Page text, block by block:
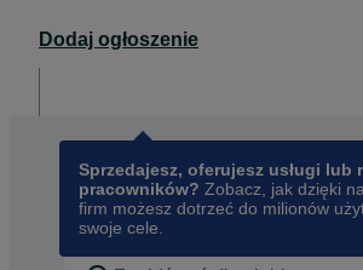
Dodaj ogłoszenie
Sprzedajesz, oferujesz usługi lub
pracowników? Zobacz, jak dzięki
firm możesz dotrzeć do milionów
swoje cele.